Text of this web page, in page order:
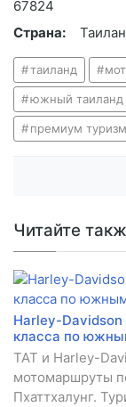
67824
Страна:
таиланд
южный таиланд
премиум туризм
Читайте
Harley-
класса по
TAT и Harley-
мотомаршруты
Пхаттхалунг.